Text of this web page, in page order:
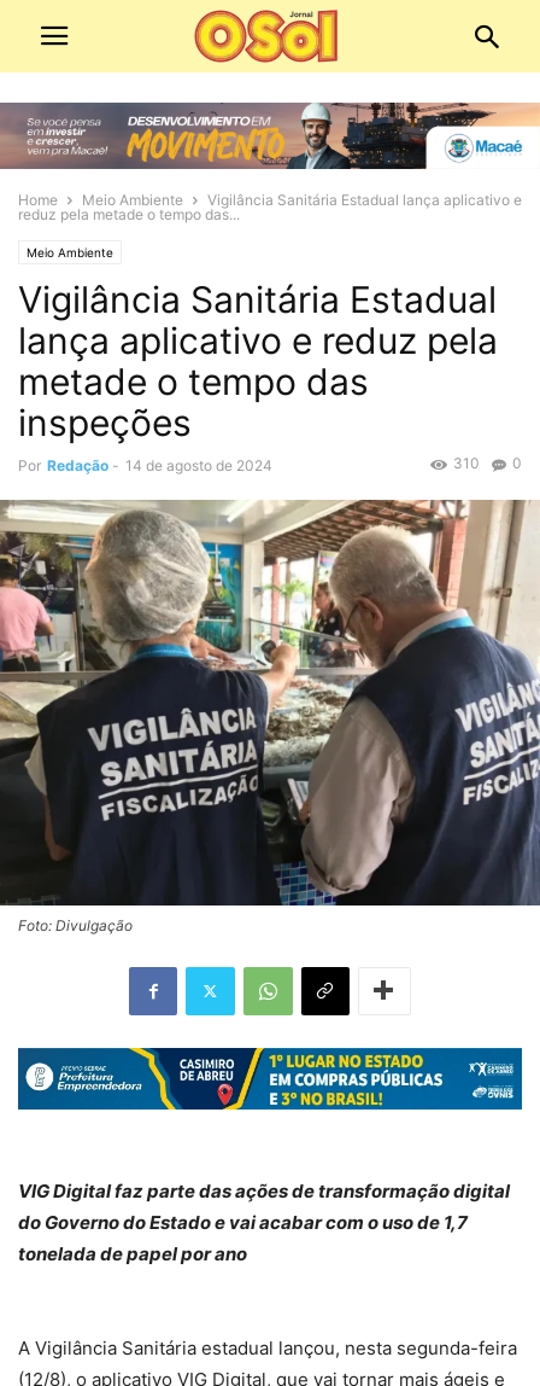
Home Meio Ambiente
Vigilância Sanitária Estadual lança aplicativo e
reduz pela metade o tempo das...
Meio Ambiente
Vigilância Sanitária Estadual
lança aplicativo e reduz pela
metade o tempo das
inspeções
Por Redação - 14 de agosto de 2024 0
310
Foto: Divulgação
VIG Digital faz parte das ações de transformação digital
do Governo do Estado e vai acabar com o uso de 1,7
tonelada de papel por ano
A Vigilância Sanitária estadual lançou, nesta segunda-feira
(12/8), o aplicativo VIG Digital, que vai tornar mais ágeis e